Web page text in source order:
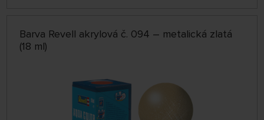
Barva Revell akrylová č. 094 – metalická zlatá
(18 ml)